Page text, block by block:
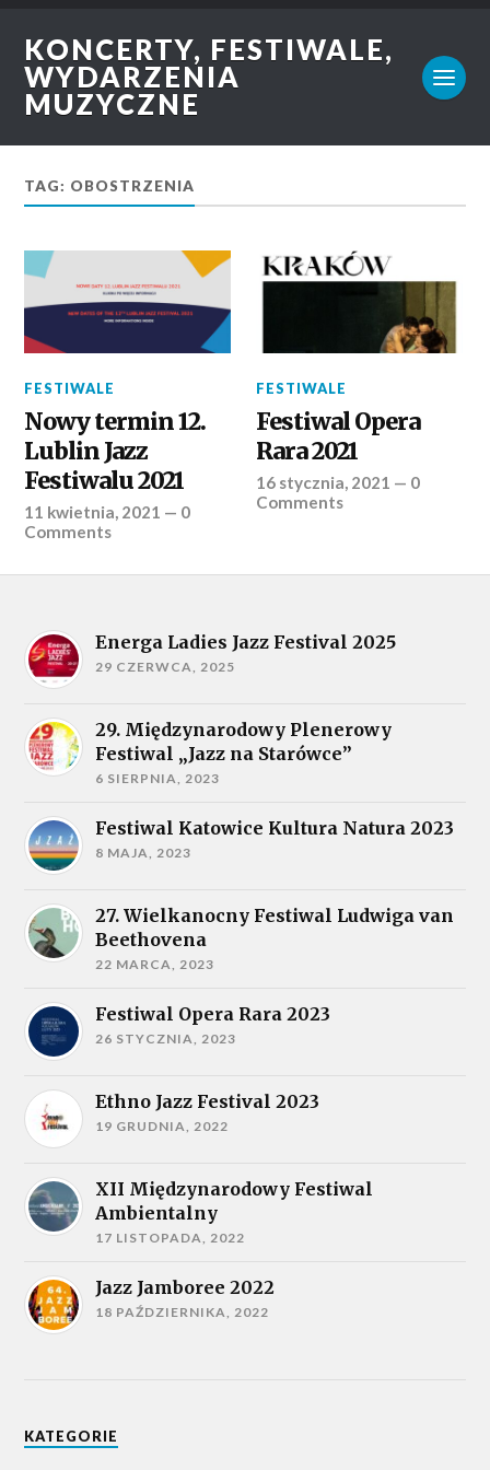
KONCERTY, FESTIWALE,
WYDARZENIA
MUZYCZNE
TAG: OBOSTRZENIA
FESTIWALE
Nowy termin 12.
Lublin Jazz
Festiwalu 2021
11 kwietnia, 2021 — 0
Comments
FESTIWALE
Festiwal Opera
Rara 2021
16 stycznia, 2021 — 0
Comments
Energa Ladies Jazz Festival 2025
29 CZERWCA, 2025
29. Międzynarodowy Plenerowy
Festiwal „Jazz na Starówce”
6 SIERPNIA, 2023
Festiwal Katowice Kultura Natura 2023
8 MAJA, 2023
27. Wielkanocny Festiwal Ludwiga van
Beethovena
22 MARCA, 2023
Festiwal Opera Rara 2023
26 STYCZNIA, 2023
Ethno Jazz Festival 2023
19 GRUDNIA, 2022
XII Międzynarodowy Festiwal
Ambientalny
17 LISTOPADA, 2022
Jazz Jamboree 2022
18 PAŹDZIERNIKA, 2022
KATEGORIE